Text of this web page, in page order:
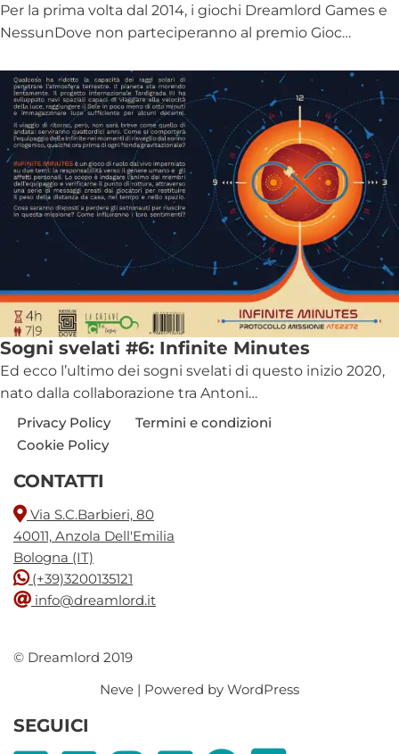
Per la prima volta dal 2014, i giochi Dreamlord Games e
NessunDove non parteciperanno al premio Gioc…
Sogni svelati #6: Infinite Minutes
Ed ecco l’ultimo dei sogni svelati di questo inizio 2020,
nato dalla collaborazione tra Antoni…
Privacy Policy
Termini e condizioni
Cookie Policy
CONTATTI
Via S.C.Barbieri, 80
40011, Anzola Dell'Emilia
Bologna (IT)
(+39)3200135121
info@dreamlord.it
© Dreamlord 2019
Neve | Powered by WordPress
SEGUICI